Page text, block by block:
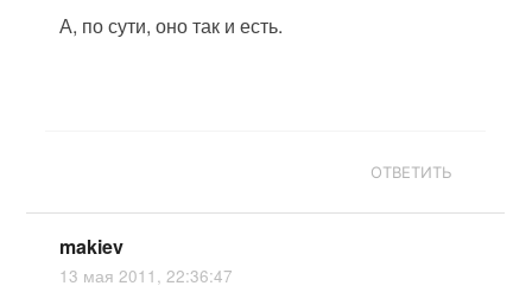
А, по сути, оно так и есть.
ОТВЕТИТЬ
makiev
13 мая 2011, 22:36:47